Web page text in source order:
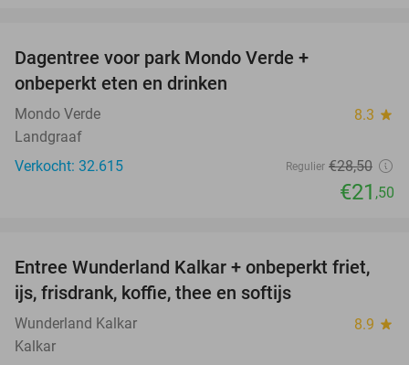
Dagentree voor park Mondo Verde +
onbeperkt eten en drinken
Mondo Verde 8.3 star
Landgraaf
Verkocht: 32.615
Regulier €28,50
€21 ,50
32%
Entree Wunderland Kalkar + onbeperkt friet,
ijs, frisdrank, koffie, thee en softijs
Wunderland Kalkar 8.9 star
Kalkar